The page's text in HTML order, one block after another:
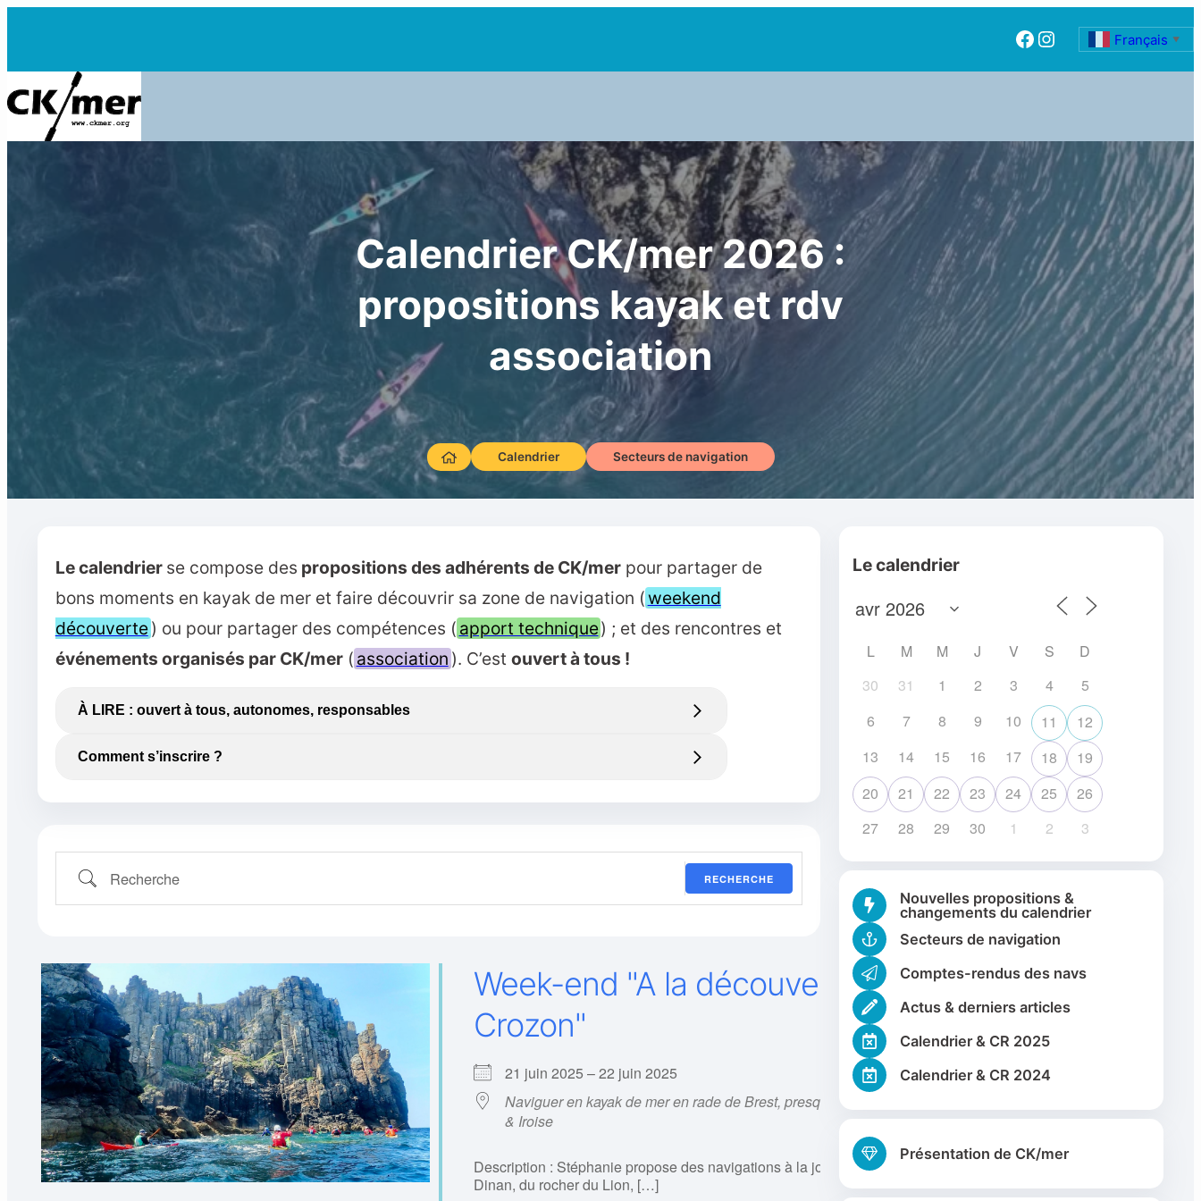
Facebook
InstagramFrançais ▼
Calendrier CK/mer 2026 :
propositions kayak et rdv
association
Calendrier Secteurs de navigation
Le calendrier se compose des propositions des adhérents de CK/merpour partager de
bons moments en kayak de mer et faire découvrir sa zone de navigation (weekend
découverte) ou pour partager des compétences ( apport technique) ; et des rencontres et
événements organisés par CK/mer( association ). C’est ouvert à tous !
À LIRE : ouvert à tous, autonomes, responsables
Les navigations seront effectuées sous la responsabilité de chacun
Comment s’inscrire ?
Comment s’inscrire ?
Recherche RECHERCHE
Week-end "A la découverte de la presqu'île de
Crozon"
21 juin 2025 – 22 juin 2025
Toute la journée
Naviguer en kayak de mer en rade de Brest, presqu'île
& Iroise
Description : Stéphanie propose des navigations à la journée à la découverte des pointes du Toulinguet, de Pen
Dinan, du rocher du Lion, […]
Le calendrier
L M M J V S
D
30
31 1 2 3 4
5
6
7 8 9 10 11
12
13
14 15 16 17 18
19
20
21 22 23 24 25
26
27
28 29 30 1 2 3
Nouvelles propositions &
changements du calendrier
Secteurs de navigation
Comptes-rendus des navs
Actus & derniers articles
Calendrier & CR 2025
Calendrier & CR 2024
Présentation de CK/mer